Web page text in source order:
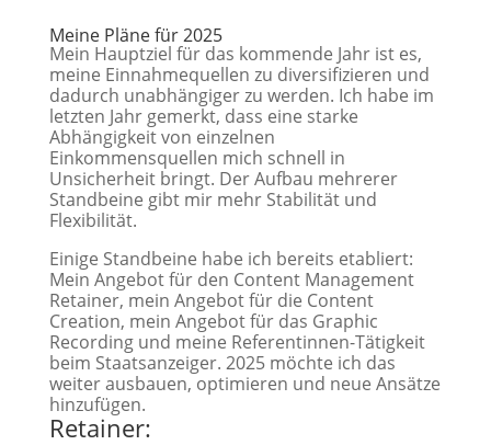
Meine Pläne für 2025
Mein Hauptziel für das kommende Jahr ist es,
meine Einnahmequellen zu diversifizieren und
dadurch unabhängiger zu werden. Ich habe im
letzten Jahr gemerkt, dass eine starke
Abhängigkeit von einzelnen
Einkommensquellen mich schnell in
Unsicherheit bringt. Der Aufbau mehrerer
Standbeine gibt mir mehr Stabilität und
Flexibilität.
Einige Standbeine habe ich bereits etabliert:
Mein Angebot für den Content Management
Retainer, mein Angebot für die Content
Creation, mein Angebot für das Graphic
Recording und meine Referentinnen-Tätigkeit
beim Staatsanzeiger. 2025 möchte ich das
weiter ausbauen, optimieren und neue Ansätze
hinzufügen.
Retainer: